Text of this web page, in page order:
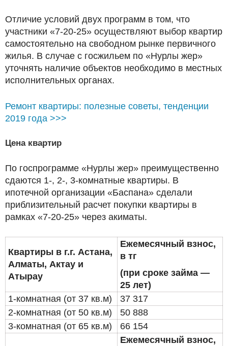
Отличие условий двух программ в том, что
участники «7-20-25» осуществляют выбор квартир
самостоятельно на свободном рынке первичного
жилья. В случае с госжильем по «Нурлы жер»
уточнять наличие объектов необходимо в местных
исполнительных органах.
Ремонт квартиры: полезные советы, тенденции
2019 года >>>
Цена квартир
По госпрограмме «Нурлы жер» преимущественно
сдаются 1-, 2-, 3-комнатные квартиры. В
ипотечной организации «Баспана» сделали
приблизительный расчет покупки квартиры в
рамках «7-20-25» через акиматы.
Квартиры в г.г. Астана,
Алматы, Актау и
Атырау
Ежемесячный взнос,
в тг
(при сроке займа —
25 лет)
1-комнатная (от 37 кв.м)
37 317
2-комнатная (от 50 кв.м)
50 888
3-комнатная (от 65 кв.м)
66 154
Ежемесячный взнос,